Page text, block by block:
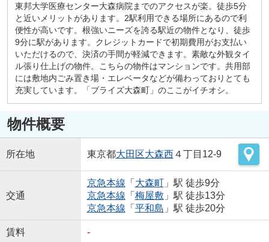
東邦大学医療センター大森病院までのアクセスが楽。徒歩5分
と近いメリットがあります。2駅利用できる場所にあるので利
便性が高いです。根強いニーズを誇る駅近の物件となり、徒歩
9分に駅があります。クレジットカードで初期費用がお支払い
いただけるので、決済の手間が軽減できます。素敵な外観タイ
ル張り仕上げの物件。こちらの物件はマンションです。共用部
には敷地内ごみ置き場・エレベータなどが備わっておりとても
充実しています。「ブライズ大森町」のここがイチオシ。
物件概要
所在地 東京都大田区大森西 ４丁目12-9
交通
京急本線 「 大森町」駅 徒歩9分
京急本線 「 梅屋敷 」駅 徒歩13分
京急本線 「 平和島 」駅 徒歩20分
賃料 -